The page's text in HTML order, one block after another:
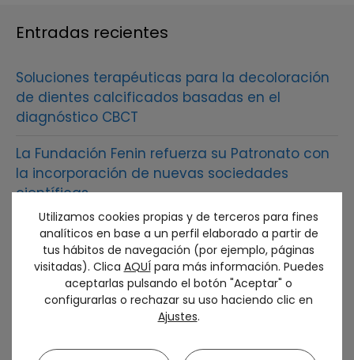
Entradas recientes
Soluciones terapéuticas para la decoloración
de dientes calcificados basadas en el
diagnóstico CBCT
La Fundación Fenin refuerza su Patronato con
la incorporación de nuevas sociedades
científicas
La mejor odontología restauradora
interdisciplinar y digitalizada reunió en Bilbao
a más de 2.500 profesionales del sector en el
54 congreso anual de SEPES
SEPES otorga al Dr. Francisco Martínez Rus la
Medalla de Oro de la sociedad
Utilizamos cookies propias y de terceros para fines
analíticos en base a un perfil elaborado a partir de
tus hábitos de navegación (por ejemplo, páginas
visitadas). Clica AQUÍ para más información. Puedes
aceptarlas pulsando el botón "Aceptar" o
configurarlas o rechazar su uso haciendo clic en
Ajustes.